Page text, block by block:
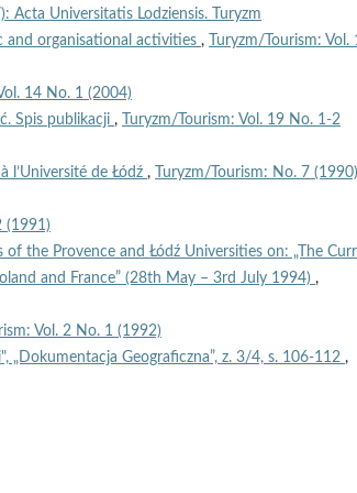
Acta Universitatis Lodziensis. Turyzm
and organisational activities ,
Turyzm/Tourism: Vol.
14 No. 1 (2004)
Spis publikacji ,
Turyzm/Tourism: Vol. 19 No. 1-2
l’Université de Łódź ,
Turyzm/Tourism: No. 7
(1991)
the Provence and Łódź Universities on: „The
and France” (28th May – 3rd July 1994) ,
Vol. 2 No. 1 (1992)
„Dokumentacja Geograficzna”, z. 3/4, s. 106-112 ,